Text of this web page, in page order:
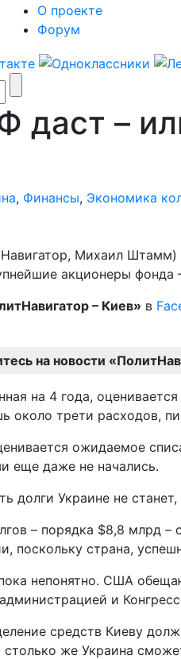
О проекте
Форум
даст –
, Финансы, Экономика
Михаил
акционеры
– Киев» в
на новости
на 4 года,
около трети расходов,
ожидаемое
еще даже не начались.
долги Украине не
– порядка $8,8 млрд
поскольку страна,
непонятно. США
и
средств Киеву
же Украина